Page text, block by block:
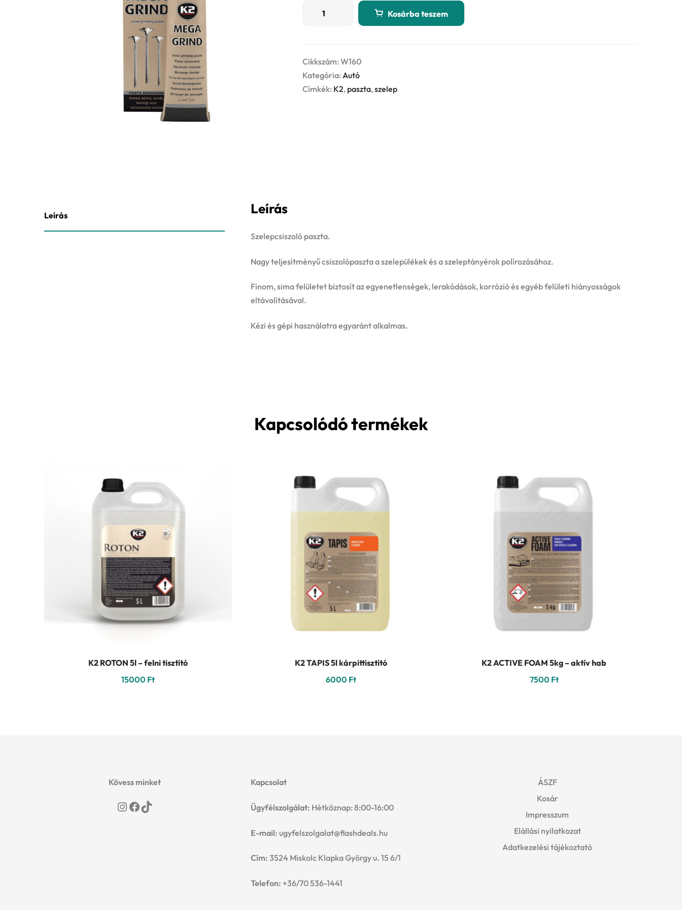
-
szelepcsiszoló
paszta
Kosárba teszem
Cikkszám:W160
Kategória:Autó
Címkék: K2, paszta,szelep
Leírás Leírás
Szelepcsiszoló paszta.
Nagy teljesítményű csiszolópaszta a szelepülékek és a szeleptányérok polírozásához.
Finom, sima felületet biztosít az egyenetlenségek, lerakódások, korrózió és egyéb felületi hiányosságok
eltávolításával.
Kézi és gépi használatra egyaránt alkalmas.
Kapcsolódó termékek
K2 ROTON 5l – felni tisztító
15000 Ft
K2 TAPIS 5l kárpittisztító
6000 Ft
K2 ACTIVE FOAM 5kg – aktív hab
7500 Ft
Kövess minket
Instagram
Facebook
TikTok
Kapcsolat
Ügyfélszolgálat: Hétköznap: 8:00-16:00
E-mail: ugyfelszolgalat@flashdeals.hu
Cím: 3524 Miskolc Klapka György u. 15 6/1
Telefon: +36/70 536-1441
ÁSZF
Kosár
Impresszum
Elállási nyilatkozat
Adatkezelési tájékoztató